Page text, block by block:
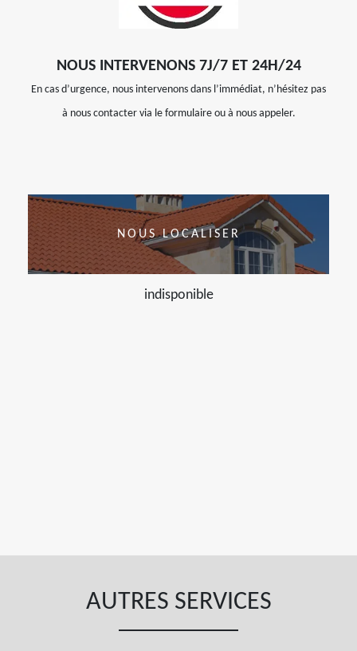
NOUS INTERVENONS 7J/7 ET 24H/24
En cas d’urgence, nous intervenons dans l’immédiat, n’hésitez pas
à nous contacter via le formulaire ou à nous appeler.
NOUS LOCALISER
indisponible
AUTRES SERVICES